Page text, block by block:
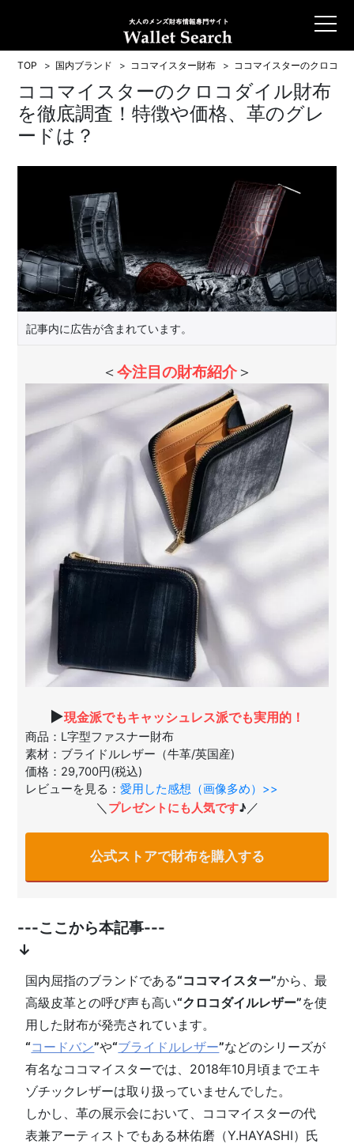
TOP 国内ブランド ココマイスター財布 ココマイスターのクロコダ
ココマイスターのクロコダイル財布
を徹底調査！特徴や価格、革のグレ
ードは？
記事内に広告が含まれています。
＜ 今注目の財布紹介 ＞
▶現金派でもキャッシュレス派でも実用的！
商品：L字型ファスナー財布
素材：ブライドルレザー（牛革/英国産)
価格：29,700円(税込)
レビューを見る：愛用した感想（画像多め）>>
＼ プレゼントにも人気です♪ ／
公式ストアで財布を購入する
---ここから本記事---
↓
国内屈指のブランドである“ココマイスター”から、最
高級皮革との呼び声も高い“クロコダイルレザー”を使
用した財布が発売されています。
“コードバン”や“ブライドルレザー”などのシリーズが
有名なココマイスターでは、2018年10月頃までエキ
ゾチックレザーは取り扱っていませんでした。
しかし、革の展示会において、ココマイスターの代
表兼アーティストでもある林佑磨（Y.HAYASHI）氏